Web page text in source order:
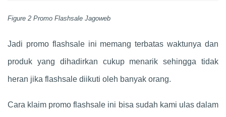
Figure 2 Promo Flashsale Jagoweb
Jadi promo flashsale ini memang terbatas waktunya dan
produk yang dihadirkan cukup menarik sehingga tidak
heran jika flashsale diikuti oleh banyak orang.
Cara klaim promo flashsale ini bisa sudah kami ulas dalam